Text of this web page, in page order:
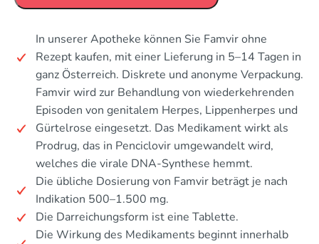
In unserer Apotheke können Sie Famvir ohne
Rezept kaufen, mit einer Lieferung in 5–14 Tagen in
ganz Österreich. Diskrete und anonyme Verpackung.
Famvir wird zur Behandlung von wiederkehrenden
Episoden von genitalem Herpes, Lippenherpes und
Gürtelrose eingesetzt. Das Medikament wirkt als
Prodrug, das in Penciclovir umgewandelt wird,
welches die virale DNA-Synthese hemmt.
Die übliche Dosierung von Famvir beträgt je nach
Indikation 500–1.500 mg.
Die Darreichungsform ist eine Tablette.
Die Wirkung des Medikaments beginnt innerhalb